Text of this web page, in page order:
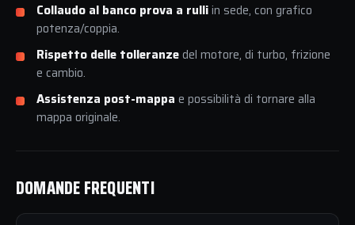
Collaudo al banco prova a rulliin sede, con grafico
potenza/coppia.
Rispetto delle tolleranzedel motore, di turbo, frizione
e cambio.
Assistenza post-mappa e possibilità di tornare alla
mappa originale.
DOMANDE FREQUENTI